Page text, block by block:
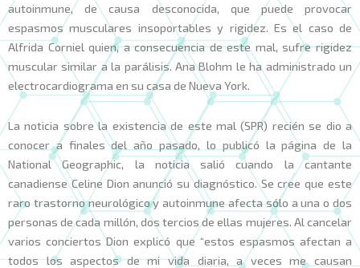
autoinmune, de causa desconocida, que puede provocar
espasmos musculares insoportables y rigidez. Es el caso de
Alfrida Corniel quien, a consecuencia de este mal, sufre rigidez
muscular similar a la parálisis. Ana Blohm le ha administrado un
electrocardiograma en su casa de Nueva York.
La noticia sobre la existencia de este mal (SPR) recién se dio a
conocer a finales del año pasado, lo publicó la página de la
National Geographic, la noticia salió cuando la cantante
canadiense Celine Dion anunció su diagnóstico. Se cree que este
raro trastorno neurológico y autoinmune afecta sólo a una o dos
personas de cada millón, dos tercios de ellas mujeres. Al cancelar
varios conciertos Dion explicó que “estos espasmos afectan a
todos los aspectos de mi vida diaria, a veces me causan